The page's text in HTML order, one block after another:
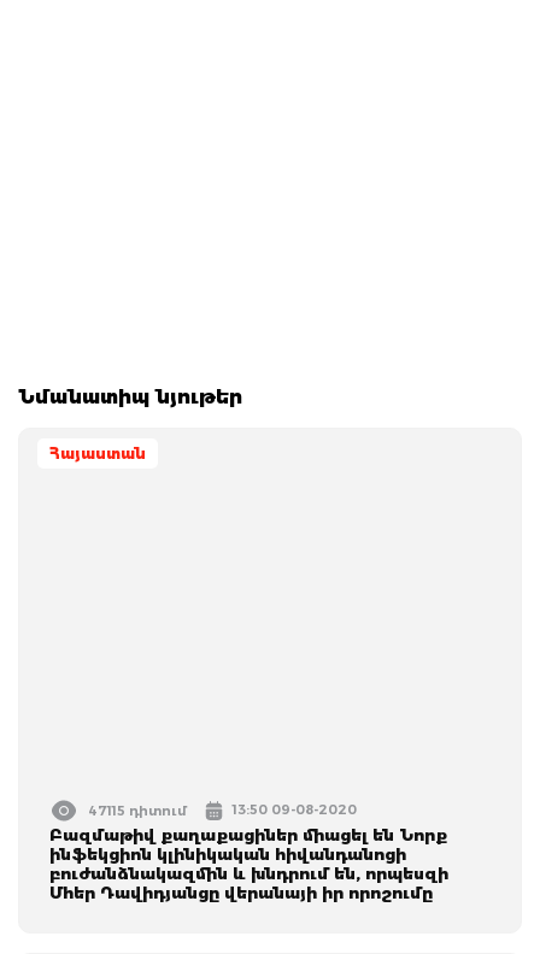
Նմանատիպ նյութեր
Հայաստան
47115 դիտում 13:50 09-08-2020
Բազմաթիվ քաղաքացիներ միացել են Նորք
ինֆեկցիոն կլինիկական հիվանդանոցի
բուժանձնակազմին և խնդրում են, որպեսզի
Մհեր Դավիդյանցը վերանայի իր որոշումը